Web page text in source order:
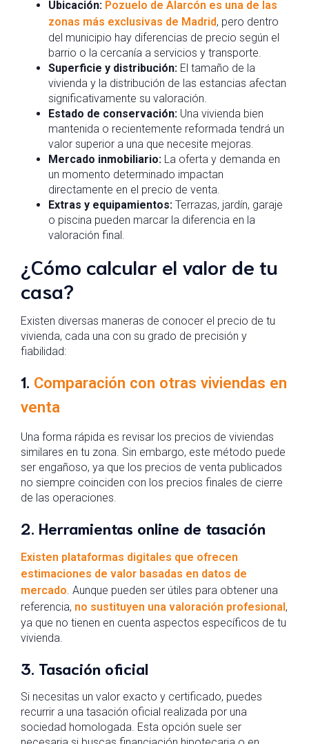
Ubicación: Pozuelo de Alarcón es una de las
zonas más exclusivas de Madrid, pero dentro
del municipio hay diferencias de precio según el
barrio o la cercanía a servicios y transporte.
Superficie y distribución: El tamaño de la
vivienda y la distribución de las estancias afectan
significativamente su valoración.
Estado de conservación: Una vivienda bien
mantenida o recientemente reformada tendrá un
valor superior a una que necesite mejoras.
Mercado inmobiliario: La oferta y demanda en
un momento determinado impactan
directamente en el precio de venta.
Extras y equipamientos: Terrazas, jardín, garaje
o piscina pueden marcar la diferencia en la
valoración final.
¿Cómo calcular el valor de tu
casa?
Existen diversas maneras de conocer el precio de tu
vivienda, cada una con su grado de precisión y
fiabilidad:
1. Comparación con otras viviendas en
venta
Una forma rápida es revisar los precios de viviendas
similares en tu zona. Sin embargo, este método puede
ser engañoso, ya que los precios de venta publicados
no siempre coinciden con los precios finales de cierre
de las operaciones.
2. Herramientas online de tasación
Existen plataformas digitales que ofrecen
estimaciones de valor basadas en datos de
mercado. Aunque pueden ser útiles para obtener una
referencia, no sustituyen una valoración profesional ,
ya que no tienen en cuenta aspectos específicos de tu
vivienda.
3. Tasación oficial
Si necesitas un valor exacto y certificado, puedes
recurrir a una tasación oficial realizada por una
sociedad homologada. Esta opción suele ser